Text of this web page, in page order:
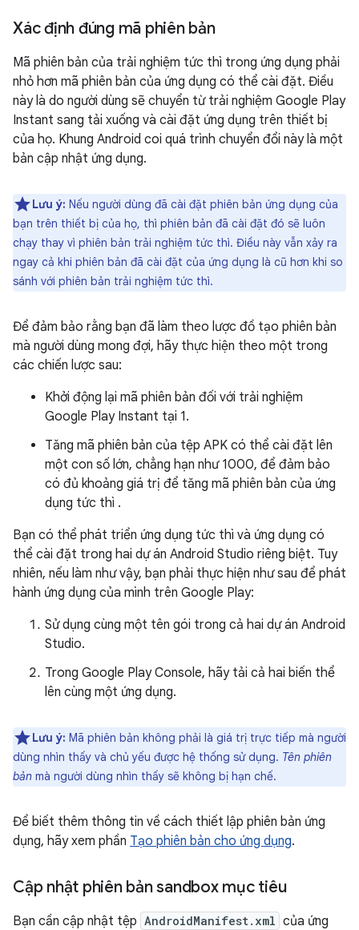
Xác định đúng mã phiên bản
Mã phiên bản của trải nghiệm tức thì trong ứng dụng phải
nhỏ hơn mã phiên bản của ứng dụng có thể cài đặt. Điều
này là do người dùng sẽ chuyển từ trải nghiệm Google Play
Instant sang tải xuống và cài đặt ứng dụng trên thiết bị
của họ. Khung Android coi quá trình chuyển đổi này là một
bản cập nhật ứng dụng.
Lưu ý: Nếu người dùng đã cài đặt phiên bản ứng dụng của
bạn trên thiết bị của họ, thì phiên bản đã cài đặt đó sẽ luôn
chạy thay vì phiên bản trải nghiệm tức thì. Điều này vẫn xảy ra
ngay cả khi phiên bản đã cài đặt của ứng dụng là cũ hơn khi so
sánh với phiên bản trải nghiệm tức thì.
Để đảm bảo rằng bạn đã làm theo lược đồ tạo phiên bản
mà người dùng mong đợi, hãy thực hiện theo một trong
các chiến lược sau:
Khởi động lại mã phiên bản đối với trải nghiệm
Google Play Instant tại 1.
Tăng mã phiên bản của tệp APK có thể cài đặt lên
một con số lớn, chẳng hạn như 1000, để đảm bảo
có đủ khoảng giá trị để tăng mã phiên bản của ứng
dụng tức thì .
Bạn có thể phát triển ứng dụng tức thì và ứng dụng có
thể cài đặt trong hai dự án Android Studio riêng biệt. Tuy
nhiên, nếu làm như vậy, bạn phải thực hiện như sau để phát
hành ứng dụng của mình trên Google Play:
Sử dụng cùng một tên gói trong cả hai dự án Android
Studio.
Trong Google Play Console, hãy tải cả hai biến thể
lên cùng một ứng dụng.
Lưu ý: Mã phiên bản không phải là giá trị trực tiếp mà người
dùng nhìn thấy và chủ yếu được hệ thống sử dụng. Tên phiên
bản mà người dùng nhìn thấy sẽ không bị hạn chế.
Để biết thêm thông tin về cách thiết lập phiên bản ứng
dụng, hãy xem phần Tạo phiên bản cho ứng dụng.
Cập nhật phiên bản sandbox mục tiêu
Bạn cần cập nhật tệp AndroidManifest.xml của ứng